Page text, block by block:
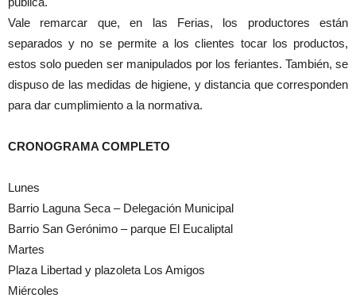
Vale remarcar que, en las Ferias, los productores están
separados y no se permite a los clientes tocar los productos,
estos solo pueden ser manipulados por los feriantes. También, se
dispuso de las medidas de higiene, y distancia que corresponden
para dar cumplimiento a la normativa.
CRONOGRAMA COMPLETO
Lunes
Barrio Laguna Seca – Delegación Municipal
Barrio San Gerónimo – parque El Eucaliptal
Martes
Plaza Libertad y plazoleta Los Amigos
Miércoles